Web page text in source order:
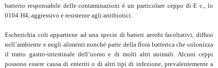
batterio responsabile delle contaminazioni è un particolare ceppo di E c., lo
0104:H4, aggressivo e resistente agli antibiotici.
Escherichia coli appartiene ad una specie di batteri aerobi facoltativi, diffusi
nell’ambiente e negli alimenti nonché parte della flora batterica che colonizza
il tratto gastro-intestinale dell’uomo e di molti altri animali. Alcuni ceppi
possono essere causa di enteriti o di altri tipi di infezione, prevalentemente a